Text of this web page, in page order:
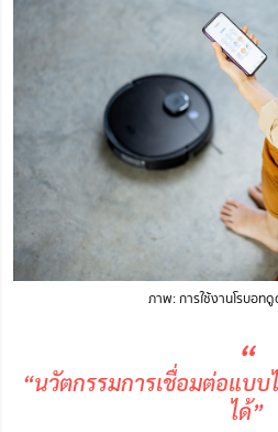
ภาพ: การใช้งานโรบอท
“
“นวัตกรรมการเชื่อมต่อแบ
ได้”